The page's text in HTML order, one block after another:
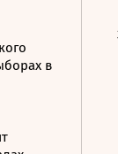
в